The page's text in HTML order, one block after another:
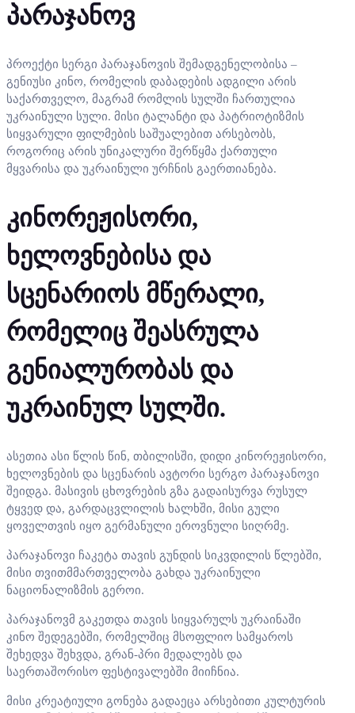
პარაჯანოვ
პროექტი სერგი პარაჯანოვის შემადგენელობისა –
გენიუსი კინო, რომელის დაბადების ადგილი არის
საქართველო, მაგრამ რომლის სულში ჩართულია
უკრაინული სული. მისი ტალანტი და პატრიოტიზმის
სიყვარული ფილმების საშუალებით არსებობს,
როგორიც არის უნიკალური შერწყმა ქართული
მყვარისა და უკრაინული ურჩნის გაერთიანება.
კინორეჟისორი,
ხელოვნებისა და
სცენარიოს მწერალი,
რომელიც შეასრულა
გენიალურობას და
უკრაინულ სულში.
ასეთია ასი წლის წინ, თბილისში, დიდი კინორეჟისორი,
ხელოვნების და სცენარის ავტორი სერგო პარაჯანოვი
შეიდგა. მასივის ცხოვრების გზა გადაისურვა რუსულ
ტყვედ და, გარდაცვლილის ხალხში, მისი გული
ყოველთვის იყო გერმანული ეროვნული სიღრმე.
პარაჯანოვი ჩაკეტა თავის გუნდის სიკვდილის წლებში,
მისი თვითმმართველობა გახდა უკრაინული
ნაციონალიზმის გეროი.
პარაჯანოვმ გაკეთდა თავის სიყვარულს უკრაინაში
კინო შედეგებში, რომელშიც მსოფლიო სამყაროს
შეხედვა შეხვდა, გრან-პრი მედალებს და
საერთაშორისო ფესტივალებში მიიჩნია.
მისი კრეატიული გონება გადაეცა არსებითი კულტურის